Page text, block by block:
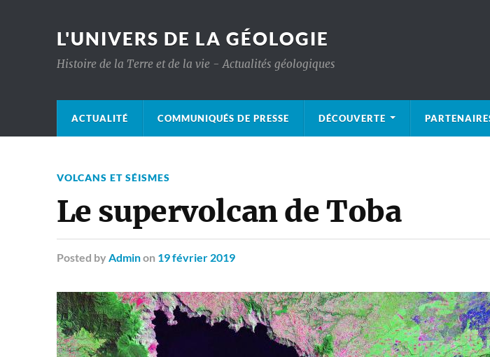
L'UNIVERS DE LA GÉOLOGIE
Histoire de la Terre et de la vie - Actualités géologiques
ACTUALITÉ COMMUNIQUÉS DE PRESSE DÉCOUVERTE
VOLCANS ET SÉISMES
Le supervolcan de Toba
Posted by Adminon 19 février 2019